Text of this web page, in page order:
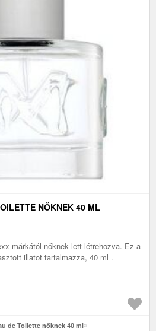
NŐKNEK 40 ML
márkától nőknek lett létrehozva. Ez a
illatot tartalmazza, 40 ml .
de Toilette nőknek 40 ml